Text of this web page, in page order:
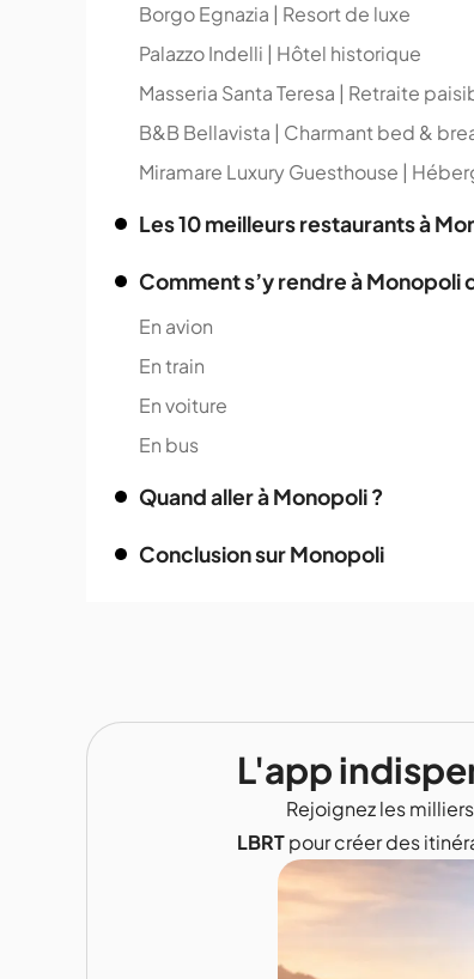
Borgo Egnazia | Resort de luxe
Palazzo Indelli | Hôtel historique
Masseria Santa Teresa | Retraite
B&B Bellavista | Charmant bed &
Miramare Luxury Guesthouse |
Les 10 meilleurs restaurants à
Comment s’y rendre à Monopoli
En avion
En train
En voiture
En bus
Quand aller à Monopoli ?
Conclusion sur Monopoli
L'app
Rejoignez les
LBRTpour créer des